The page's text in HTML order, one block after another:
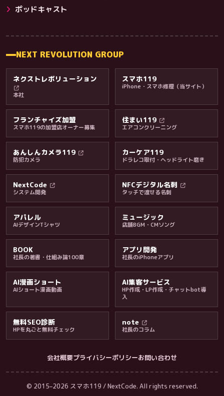
その他サービス
料金・保証・ご案内
ポッドキャスト
NEXT REVOLUTION GROUP
ネクストレボリューション
本社
スマホ119
iPhone・スマホ修理（当サイト）
フランチャイズ加盟
スマホ119の加盟店オーナー募集
住まい119
エアコンクリーニング
あんしんカメラ119
防犯カメラ
カーケア119
ドラレコ取付・ヘッドライト磨き
NextCode
システム開発
NFCデジタル名刺
タッチで渡せる名刺
アパレル
AIデザインTシャツ
ミュージック
店舗BGM・CMソング
BOOK
社長の著書・仕組み論100章
アプリ開発
社長のiPhoneアプリ
AI漫画ショート
AIショート漫画動画
AI集客サービス
HP作成・LP作成・チャットbot導
入
無料SEO診断
HPを丸ごと無料チェック
note
社長のコラム
会社概要プライバシーポリシーお問い合わせ
© 2015–2026 スマホ119 / NextCode. All rights reserved.